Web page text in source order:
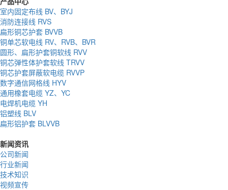
室内固定布线 BV、BYJ
消防连接线 RVS
扁形铜芯护套 BVVB
铜单芯软电线 RV、RVB、BVR
圆形、扁形护套铜软线 RVV
铜芯弹性体护套软线 TRVV
铜芯护套屏蔽软电缆 RVVP
数字通信网格线 HYV
通用橡套电缆 YZ、YC
电焊机电缆 YH
铝塑线 BLV
扁形铝护套 BLVVB
新闻资讯
公司新闻
行业新闻
技术知识
视频宣传